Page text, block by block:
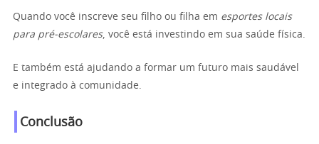
Quando você inscreve seu filho ou filha em esportes locais
para pré-escolares, você está investindo em sua saúde física.
E também está ajudando a formar um futuro mais saudável
e integrado à comunidade.
Conclusão